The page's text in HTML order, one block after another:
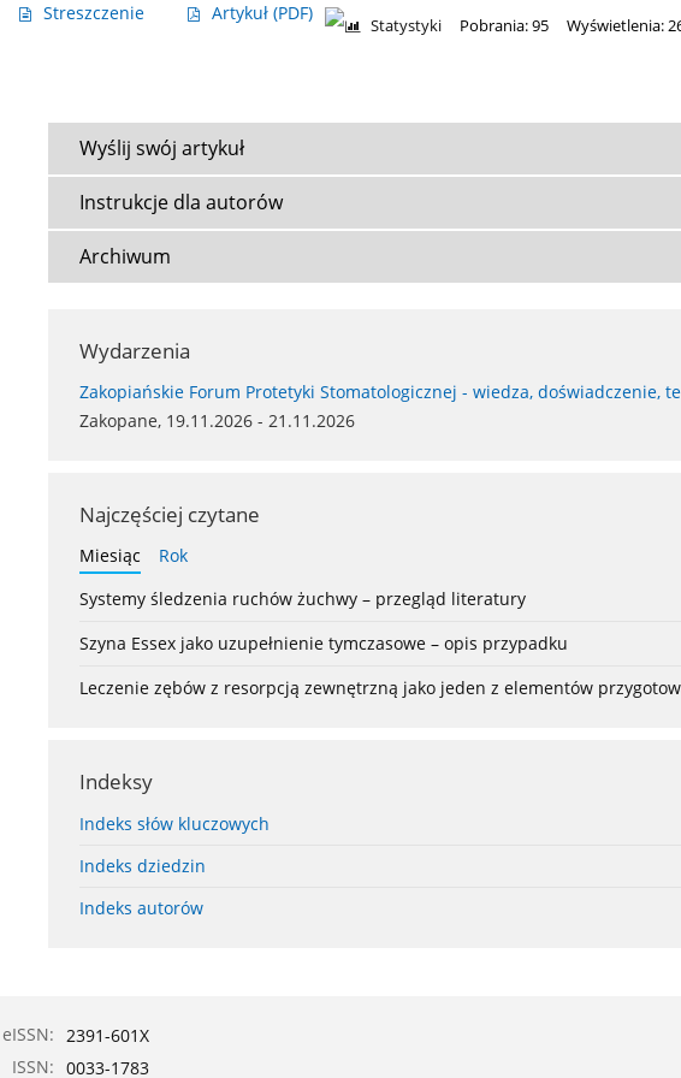
Streszczenie Artykuł (PDF)
Statystyki Pobrania: 95 Wyświetlenia:
Wyślij swój artykuł
Instrukcje dla autorów
Archiwum
Wydarzenia
Zakopiańskie Forum Protetyki Stomatologicznej - wiedza, doświadczenie,
Zakopane, 19.11.2026 - 21.11.2026
Najczęściej czytane
Miesiąc
Rok
Systemy śledzenia ruchów żuchwy – przegląd literatury
Szyna Essex jako uzupełnienie tymczasowe – opis przypadku
Leczenie zębów z resorpcją zewnętrzną jako jeden z elementów
Indeksy
Indeks słów kluczowych
Indeks dziedzin
Indeks autorów
eISSN: 2391-601X
ISSN: 0033-1783